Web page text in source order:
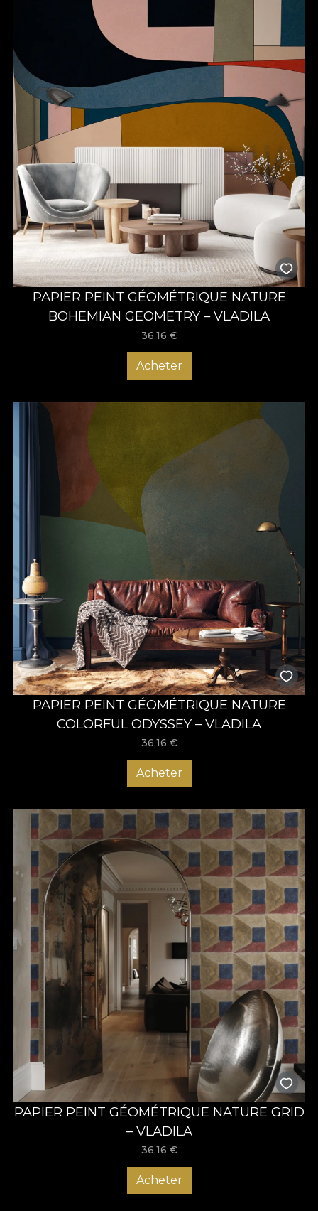
PAPIER PEINT GÉOMÉTRIQUE NATURE
BOHEMIAN GEOMETRY – VLADILA
36,16 €
Acheter
PAPIER PEINT GÉOMÉTRIQUE NATURE
COLORFUL ODYSSEY – VLADILA
36,16 €
Acheter
PAPIER PEINT GÉOMÉTRIQUE NATURE GRID
– VLADILA
36,16 €
Acheter